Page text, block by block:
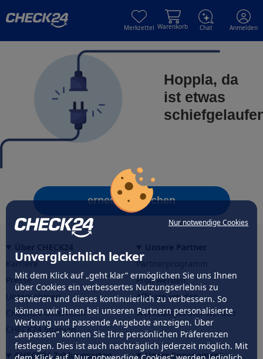
Nur notwendige Cookies
Unvergleichlich lecker
Mit dem Klick auf „geht klar” ermöglichen Sie uns Ihnen
über Cookies ein verbessertes Nutzungserlebnis zu
servieren und dieses kontinuierlich zu verbessern. So
können wir Ihnen bei unseren Partnern personalisierte
Werbung und passende Angebote anzeigen. Über
„anpassen” können Sie Ihre persönlichen Präferenzen
festlegen. Dies ist auch nachträglich jederzeit möglich. Mit
Merkzettel Warenkorb Chat Anmelden
Hoppla, da
ist etwas
erneut versuchen
Karriere
Presse
Unternehmen
CHECK24 Österreich
CHECK24 Spanien
Partnerprogramm
Profi werden
Affiliate werden
Werkstattpartner werden
CHECK24 Zahlungsarten
Unser Engagement